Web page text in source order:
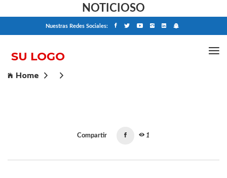
NOTICIOSO
Nuestras Redes Sociales:
Home
Compartir 1